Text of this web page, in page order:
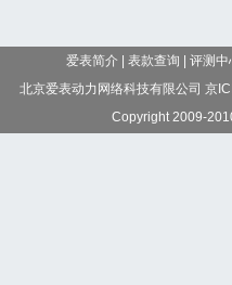
爱表简介 表款查询
评测中
北京爱表动力网络科技有限公司 京
Copyright 2009-